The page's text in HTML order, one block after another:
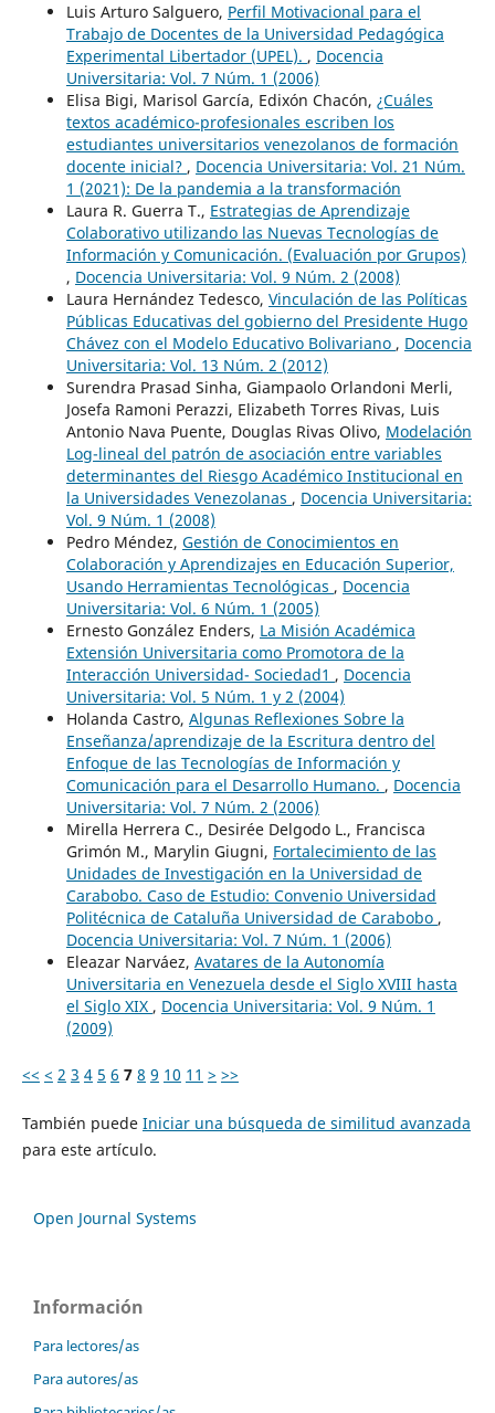
Luis Arturo Salguero, Perfil Motivacional para el
Trabajo de Docentes de la Universidad Pedagógica
Experimental Libertador (UPEL). , Docencia
Universitaria: Vol. 7 Núm. 1 (2006)
Elisa Bigi, Marisol García, Edixón Chacón, ¿Cuáles
textos académico-profesionales escriben los
estudiantes universitarios venezolanos de formación
docente inicial? , Docencia Universitaria: Vol. 21 Núm.
1 (2021): De la pandemia a la transformación
Laura R. Guerra T., Estrategias de Aprendizaje
Colaborativo utilizando las Nuevas Tecnologías de
Información y Comunicación. (Evaluación por Grupos)
, Docencia Universitaria: Vol. 9 Núm. 2 (2008)
Laura Hernández Tedesco, Vinculación de las Políticas
Públicas Educativas del gobierno del Presidente Hugo
Chávez con el Modelo Educativo Bolivariano , Docencia
Universitaria: Vol. 13 Núm. 2 (2012)
Surendra Prasad Sinha, Giampaolo Orlandoni Merli,
Josefa Ramoni Perazzi, Elizabeth Torres Rivas, Luis
Antonio Nava Puente, Douglas Rivas Olivo, Modelación
Log-lineal del patrón de asociación entre variables
determinantes del Riesgo Académico Institucional en
la Universidades Venezolanas , Docencia Universitaria:
Vol. 9 Núm. 1 (2008)
Pedro Méndez, Gestión de Conocimientos en
Colaboración y Aprendizajes en Educación Superior,
Usando Herramientas Tecnológicas , Docencia
Universitaria: Vol. 6 Núm. 1 (2005)
Ernesto González Enders, La Misión Académica
Extensión Universitaria como Promotora de la
Interacción Universidad- Sociedad1 , Docencia
Universitaria: Vol. 5 Núm. 1 y 2 (2004)
Holanda Castro, Algunas Reflexiones Sobre la
Enseñanza/aprendizaje de la Escritura dentro del
Enfoque de las Tecnologías de Información y
Comunicación para el Desarrollo Humano. , Docencia
Universitaria: Vol. 7 Núm. 2 (2006)
Mirella Herrera C., Desirée Delgodo L., Francisca
Grimón M., Marylin Giugni, Fortalecimiento de las
Unidades de Investigación en la Universidad de
Carabobo. Caso de Estudio: Convenio Universidad
Politécnica de Cataluña Universidad de Carabobo ,
Docencia Universitaria: Vol. 7 Núm. 1 (2006)
Eleazar Narváez, Avatares de la Autonomía
Universitaria en Venezuela desde el Siglo XVIII hasta
el Siglo XIX , Docencia Universitaria: Vol. 9 Núm. 1
(2009)
<< < 2 3 4 5 6 7 8 9 10 11 > >>
También puede Iniciar una búsqueda de similitud avanzada
para este artículo.
Open Journal Systems
Información
Para lectores/as
Para autores/as